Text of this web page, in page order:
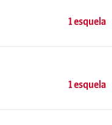
1 esquela
1 esquela